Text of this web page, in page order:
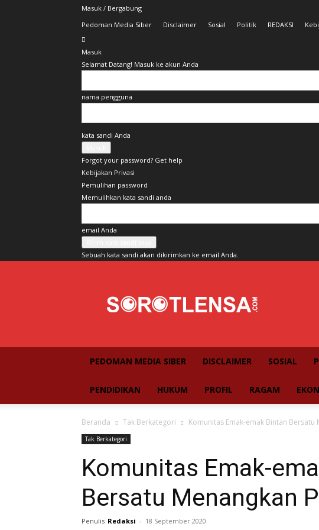
Masuk / Bergabung
Pedoman Media Siber
Disclaimer Sosial Politik REDAKSI
Masuk
Selamat Datang! Masuk ke akun Anda
nama pengguna
kata sandi Anda
Forgot your password? Get help
Kebijakan Privasi
Pemulihan password
Memulihkan kata sandi anda
email Anda
Sebuah kata sandi akan dikirimkan ke email Anda.
PEDOMAN MEDIA SIBER DISCLAIMER SOSIAL
PENDIDIKAN HUKUM PROFIL RAGAM
Beranda Tak Berkategori Komunitas Emak-emak Bintan Bersatu
Tak Berkategori
Komunitas Emak-
Bersatu Menangkan
Penulis Redaksi - 18 September 2020